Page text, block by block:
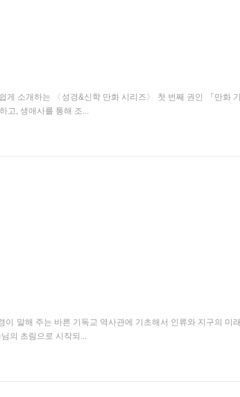
소개하는 〈성경&신학 만화 시리즈〉 첫 번째 권인 『만화 기
고, 생애사를 통해 조...
말해 주는 바른 기독교 역사관에 기초해서 인류와 지구의 미래
의 초림으로 시작되...